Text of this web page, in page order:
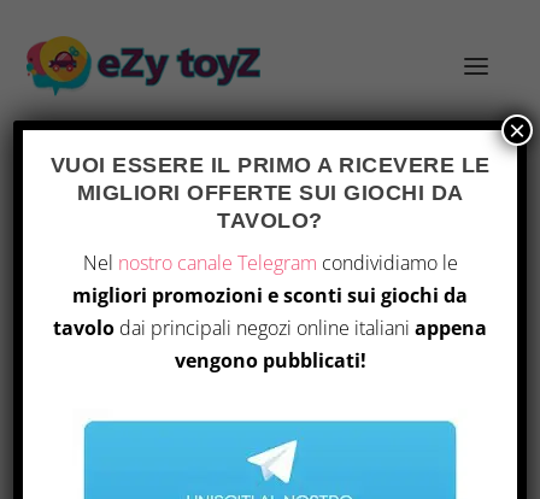
TAG:MECCANICHE DI COMUNICAZIONE
VUOI ESSERE IL PRIMO A RICEVERE LE
MIGLIORI OFFERTE SUI GIOCHI DA
TAVOLO?
Nel nostro canale Telegram condividiamo le
migliori promozioni e sconti sui giochi da
tavolo dai principali negozi online italiani appena
vengono pubblicati!
×